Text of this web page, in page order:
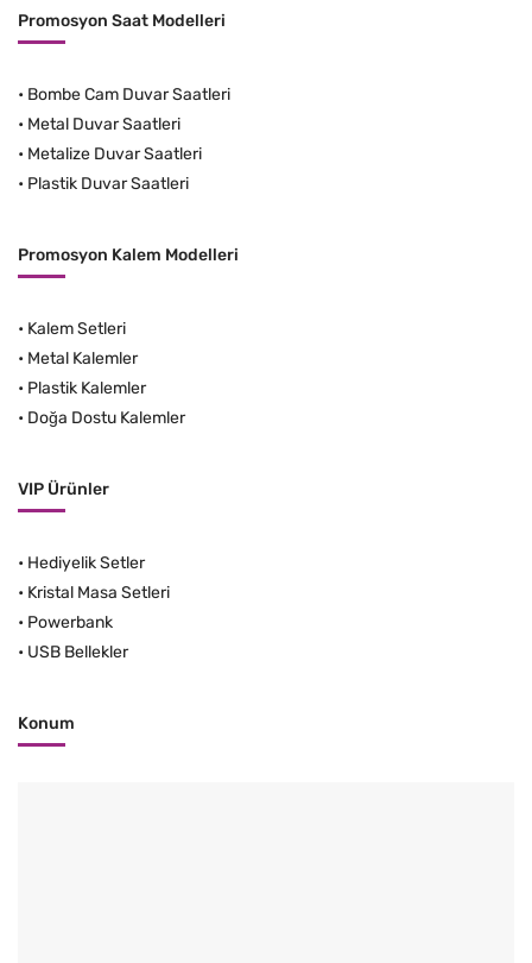
Promosyon Saat Modelleri
• Bombe Cam Duvar Saatleri
• Metal Duvar Saatleri
• Metalize Duvar Saatleri
• Plastik Duvar Saatleri
Promosyon Kalem Modelleri
• Kalem Setleri
• Metal Kalemler
• Plastik Kalemler
• Doğa Dostu Kalemler
VIP Ürünler
• Hediyelik Setler
• Kristal Masa Setleri
• Powerbank
• USB Bellekler
Konum